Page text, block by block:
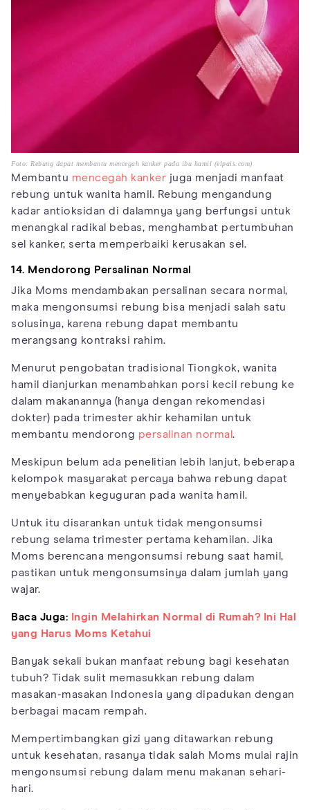
Foto: Rebung dapat membantu mencegah kanker pada ibu hamil (elpais.com)
Membantu mencegah kanker juga menjadi manfaat
rebung untuk wanita hamil. Rebung mengandung
kadar antioksidan di dalamnya yang berfungsi untuk
menangkal radikal bebas, menghambat pertumbuhan
sel kanker, serta memperbaiki kerusakan sel.
14. Mendorong Persalinan Normal
Jika Moms mendambakan persalinan secara normal,
maka mengonsumsi rebung bisa menjadi salah satu
solusinya, karena rebung dapat membantu
merangsang kontraksi rahim.
Menurut pengobatan tradisional Tiongkok, wanita
hamil dianjurkan menambahkan porsi kecil rebung ke
dalam makanannya (hanya dengan rekomendasi
dokter) pada trimester akhir kehamilan untuk
membantu mendorong persalinan normal .
Meskipun belum ada penelitian lebih lanjut, beberapa
kelompok masyarakat percaya bahwa rebung dapat
menyebabkan keguguran pada wanita hamil.
Untuk itu disarankan untuk tidak mengonsumsi
rebung selama trimester pertama kehamilan. Jika
Moms berencana mengonsumsi rebung saat hamil,
pastikan untuk mengonsumsinya dalam jumlah yang
wajar.
Baca Juga:
Ingin Melahirkan Normal di Rumah? Ini Hal
yang Harus Moms Ketahui
Banyak sekali bukan manfaat rebung bagi kesehatan
tubuh? Tidak sulit memasukkan rebung dalam
masakan-masakan Indonesia yang dipadukan dengan
berbagai macam rempah.
Mempertimbangkan gizi yang ditawarkan rebung
untuk kesehatan, rasanya tidak salah Moms mulai rajin
mengonsumsi rebung dalam menu makanan sehari-
hari.